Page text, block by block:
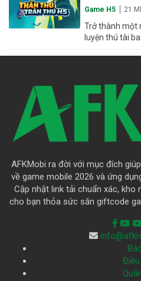
Game H5 21
Trở thành một
luyện thú tài ba.
AFKMobi ra đời với mục đích
về game mobile 2026 và ứng
Cập nhật link tải chuẩn xác, kho
cho bạn thỏa sức săn giftcode